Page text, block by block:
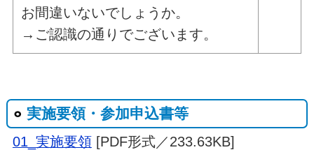
お間違いないでしょうか。
→ご認識の通りでございます。
実施要領・参加申込書等
01_実施要領[PDF形式／233.63KB]